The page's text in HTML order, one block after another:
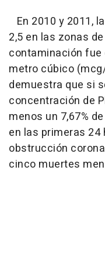
En 2010 y 2011,
2,5 en las zonas
contaminación fue
metro cúbico
demuestra que si
concentración de
menos un 7,67%
en las primeras
obstrucción
cinco muertes